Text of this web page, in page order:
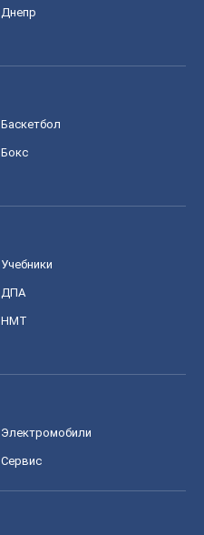
Днепр
Баскетбол
Бокс
Учебники
ДПА
НМТ
Электромобили
Сервис